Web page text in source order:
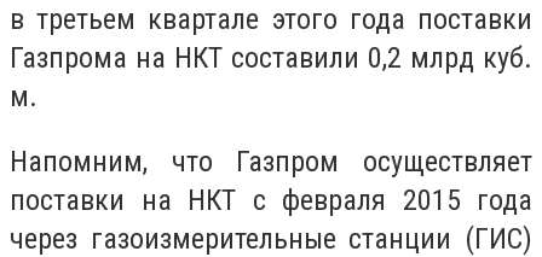
в третьем квартале этого года поставки
Газпрома на НКТ составили 0,2 млрд куб.
м.
Напомним, что Газпром осуществляет
поставки на НКТ с февраля 2015 года
через газоизмерительные станции (ГИС)